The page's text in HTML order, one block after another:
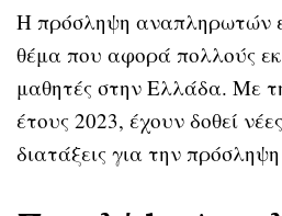
Η πρόσληψη αναπληρωτών
θέμα που αφορά πολλούς
μαθητές στην Ελλάδα. Με
έτους 2023, έχουν δοθεί
διατάξεις για την